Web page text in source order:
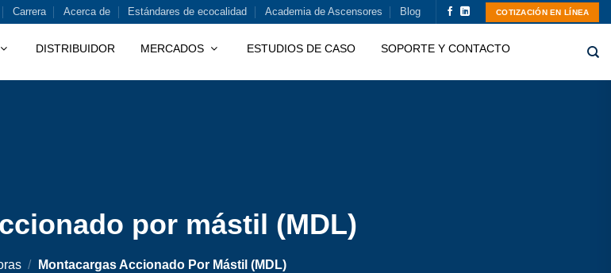
Carrera Acerca de Estándares de ecocalidad Academia de Ascensores Blog COTIZACIÓN EN LÍNEA
DISTRIBUIDOR MERCADOS ESTUDIOS DE CASO SOPORTE Y CONTACTO
por mástil (MDL)
/ Montacargas Accionado Por Mástil (MDL)